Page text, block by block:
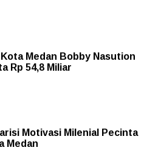
Kota Medan Bobby Nasution
Rp 54,8 Miliar
Motivasi Milenial Pecinta
Medan